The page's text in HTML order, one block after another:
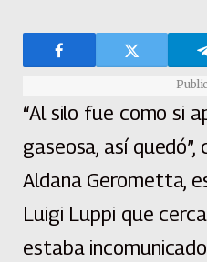
“Al silo fue como si
gaseosa, así
Aldana Gerometta,
Luigi Luppi que
estaba